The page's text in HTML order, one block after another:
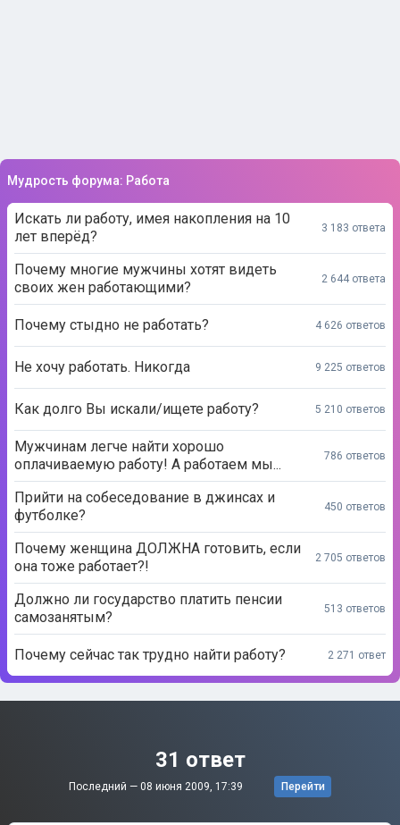
Мудрость форума: Работа
Искать ли работу, имея накопления на 10
лет вперёд?
3 183 ответа
Почему многие мужчины хотят видеть
своих жен работающими?
2 644 ответа
Почему стыдно не работать? 4 626 ответов
Не хочу работать. Никогда 9 225 ответов
Как долго Вы искали/ищете работу? 5 210 ответов
Мужчинам легче найти хорошо
оплачиваемую работу! А работаем мы...
786 ответов
Прийти на собеседование в джинсах и
футболке?
450 ответов
Почему женщина ДОЛЖНА готовить, если
она тоже работает?!
2 705 ответов
Должно ли государство платить пенсии
самозанятым?
513 ответов
Почему сейчас так трудно найти работу? 2 271 ответ
31 ответ
Последний — 08 июня 2009, 17:39 Перейти